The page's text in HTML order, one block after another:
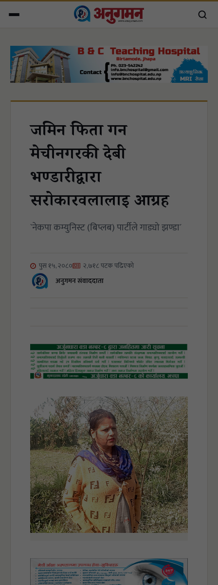
जमिन फिर्ता गर्न
मेचीनगरकी देबी
भण्डारीद्वारा
सरोकारवलालाई आग्रह
`नेकपा कम्युनिस्ट (बिप्लब) पार्टीले गाड्यो झण्डा´
पुस १५, २०८०
२,७१८ पटक पढिएको
अनुगमन संवाददाता